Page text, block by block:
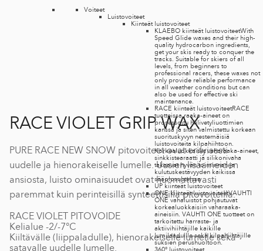
Voiteet
Luistovoiteet
Kiinteät luistovoiteet
KLAEBO kiinteät luistovoiteetWith
Speed Glide waxes and their high-
quality hydrocarbon ingredients,
get your skis ready to conquer the
tracks. Suitable for skiers of all
levels, from beginners to
professional racers, these waxes not
only provide reliable performance
in all weather conditions but can
also be used for effective ski
maintenance.
RACE kiinteät luistovoiteetRACE
tuotteissa raaka-aineet on
prosessoitu hiilivetyliuottimien
kanssa ja siten valmistettu korkean
suorituskyvyn nestemäisiä
luistovoiteita kilpahiihtoon.
Korkealuokkaiset vaharaaka-aineet,
sinkkistearaatti ja silikonivaha
takaavat hyvän toiminnan ja
kulutuskestävyyden kaikissa
sääolosuhteissa
UP kiinteät luistovoiteet
ONE kiinteät luistovoiteetVAUHTI
ONE vahaluistot pohjautuvat
korkealuokkaisiin vaharaaka-
aineisiin. VAUHTI ONE tuotteet on
tarkoitettu harraste- ja
aktiivihiihtäjille kaikille
lumilaaduille sekä kilpahiihtäjille
suksien perushuoltoon.
360° luistovoiteet
RACE VIOLET GRIP WAX
PURE RACE NEW SNOW pitovoiteet ovat erityisesti
uudelle ja hienorakeiselle lumelle. Uusien lisäaineiden
ansiosta, luisto ominaisuudet ovat huomattavasti
paremmat kuin perinteisillä synteettisillä pitovoiteilla.
RACE VIOLET PITOVOIDE
Kelialue -2/-7°C
Kiiltävälle (liippaladulle), hienorakeiselle lumelle sekä
satavalle uudelle lumelle.